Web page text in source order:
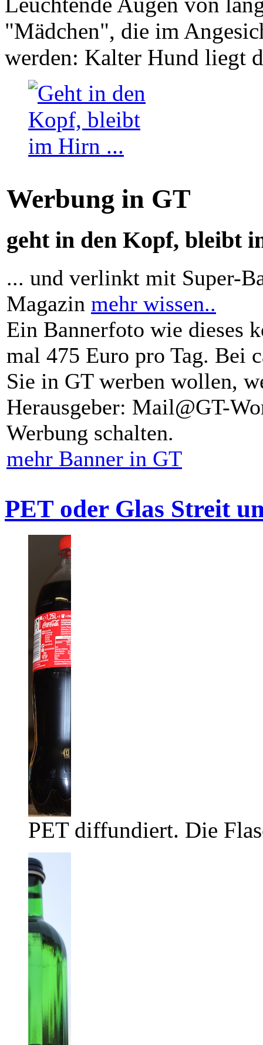
"Mädchen", die im
werden: Kalter Hund liegt
Werbung in GT
geht in den Kopf, bleibt
... und verlinkt mit Super-
Magazin mehr wissen..
Ein Bannerfoto wie dieses
mal 475 Euro pro Tag. Bei
Sie in GT werben wollen,
Herausgeber: Mail@GT-
Werbung schalten.
mehr Banner in GT
PET oder Glas Streit
PET diffundiert. Die